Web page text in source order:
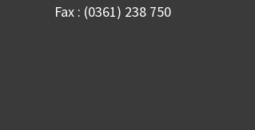
Fax : (0361) 238 750